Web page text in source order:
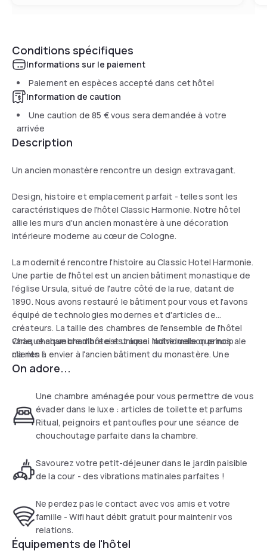
Conditions spécifiques
Informations sur le paiement
Paiement en espèces accepté dans cet hôtel
Information de caution
Une caution de85 €vous sera demandée à votre
arrivée
Description
Un ancien monastère rencontre un design extravagant.
Design, histoire et emplacement parfait - telles sont les
caractéristiques de l'hôtel Classic Harmonie. Notre hôtel
allie les murs d'un ancien monastère à une décoration
intérieure moderne au cœur de Cologne.
La modernité rencontre l'histoire au Classic Hotel Harmonie.
Une partie de l'hôtel est un ancien bâtiment monastique de
l'église Ursula, situé de l'autre côté de la rue, datant de
1890. Nous avons restauré le bâtiment pour vous et l'avons
équipé de technologies modernes et d'articles de
créateurs. La taille des chambres de l'ensemble de l'hôtel
varie, chaque chambre est unique. Notre maison principale
n'a rien à envier à l'ancien bâtiment du monastère. Une
réception ouverte avec un bar et un restaurant intégrés
grandes que la moyenne, des salles de bains modernes et
ouvertes et des produits cosmétiques de haute qualité,
vous pouvez laisser la vie quotidienne derrière vous pour un
moment.
Chaque chambre d'hôtel est aussi individuelle que nos
clients !
On adore...
Une chambre aménagée pour vous permettre de vous
évader dans le luxe : articles de toilette et parfums
Ritual, peignoirs et pantoufles pour une séance de
chouchoutage parfaite dans la chambre.
Savourez votre petit-déjeuner dans le jardin paisible
de la cour - des vibrations matinales parfaites !
Ne perdez pas le contact avec vos amis et votre
famille - Wifi haut débit gratuit pour maintenir vos
relations.
Équipements de l'hôtel